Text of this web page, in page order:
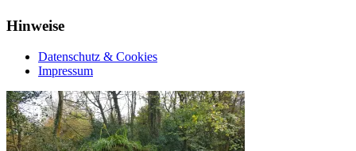
Hinweise
Datenschutz & Cookies
Impressum